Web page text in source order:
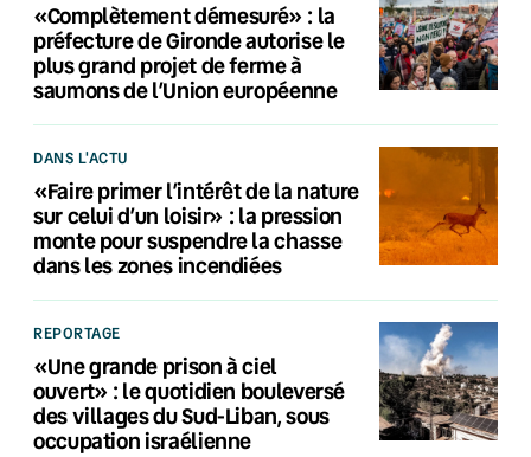
«Complètement démesuré» : la
préfecture de Gironde autorise le
plus grand projet de ferme à
saumons de l’Union européenne
DANS L'ACTU
«Faire primer l’intérêt de la nature
sur celui d’un loisir» : la pression
monte pour suspendre la chasse
dans les zones incendiées
REPORTAGE
«Une grande prison à ciel
ouvert» : le quotidien bouleversé
des villages du Sud-Liban, sous
occupation israélienne